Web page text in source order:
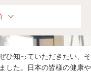
ひ知っていただきたい、そ
した。日本の皆様の健康や